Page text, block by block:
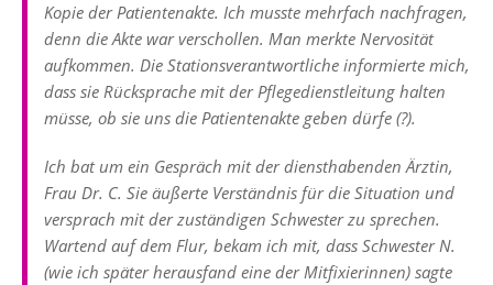
Kopie der Patientenakte. Ich musste mehrfach nachfragen,
denn die Akte war verschollen. Man merkte Nervosität
aufkommen. Die Stationsverantwortliche informierte mich,
dass sie Rücksprache mit der Pflegedienstleitung halten
müsse, ob sie uns die Patientenakte geben dürfe (?).
Ich bat um ein Gespräch mit der diensthabenden Ärztin,
Frau Dr. C. Sie äußerte Verständnis für die Situation und
versprach mit der zuständigen Schwester zu sprechen.
Wartend auf dem Flur, bekam ich mit, dass Schwester N.
(wie ich später herausfand eine der Mitfixierinnen) sagte